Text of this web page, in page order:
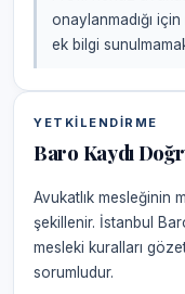
onaylanmadığı
ek bilgi
YETKILENDIRME
Baro Kaydı
Avukatlık mesleğinin
şekillenir. İstanbul
mesleki kuralları
sorumludur.